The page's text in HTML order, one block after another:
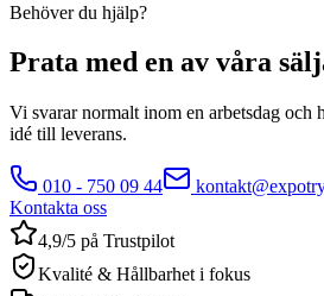
Behöver du hjälp?
Prata med en av våra
Vi svarar normalt inom en arbetsdag och
idé till leverans.
010 - 750 09 44
Kontakta oss
4,9/5 på Trustpilot
Kvalité & Hållbarhet i fokus